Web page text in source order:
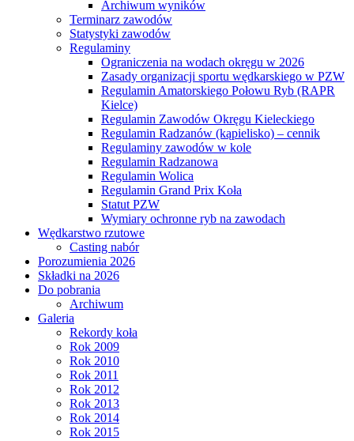
Archiwum wyników
Terminarz zawodów
Statystyki zawodów
Regulaminy
Ograniczenia na wodach okręgu w 2026
Zasady organizacji sportu wędkarskiego w PZW
Regulamin Amatorskiego Połowu Ryb (RAPR
Kielce)
Regulamin Zawodów Okręgu Kieleckiego
Regulamin Radzanów (kąpielisko) – cennik
Regulaminy zawodów w kole
Regulamin Radzanowa
Regulamin Wolica
Regulamin Grand Prix Koła
Statut PZW
Wymiary ochronne ryb na zawodach
Wędkarstwo rzutowe
Casting nabór
Porozumienia 2026
Składki na 2026
Do pobrania
Archiwum
Galeria
Rekordy koła
Rok 2009
Rok 2010
Rok 2011
Rok 2012
Rok 2013
Rok 2014
Rok 2015